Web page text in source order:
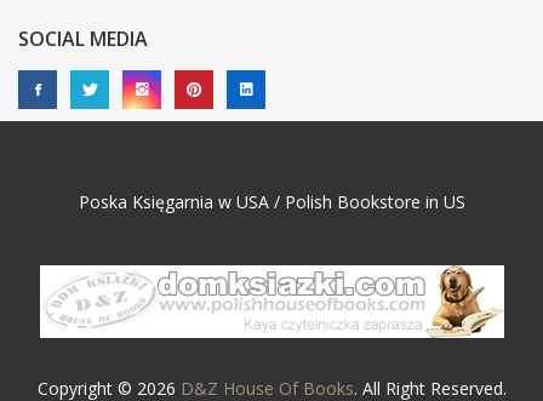
SOCIAL MEDIA
Poska Księgarnia w USA / Polish Bookstore in US
Copyright © 2026 D&Z House Of Books. All Right Reserved.